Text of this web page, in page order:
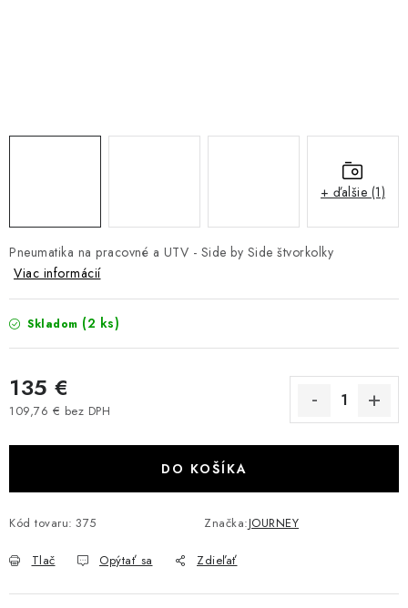
ŠTVORKOLKY
NOVINKY
VÝPREDAJ
AKCIA
INÉ PRÍSLUŠENSTVO
YAMAHA GRIZZLY 550/660/700
Pneumatika na pracovné a UTV - Side by Side štvorkolky
Viac informácií
Skladom (2 ks)
135 €
109,76 € bez DPH
DO KOŠÍKA
Kód tovaru: 375 Značka:JOURNEY
Tlač Opýtať sa Zdieľať
+ ďalšie (1)